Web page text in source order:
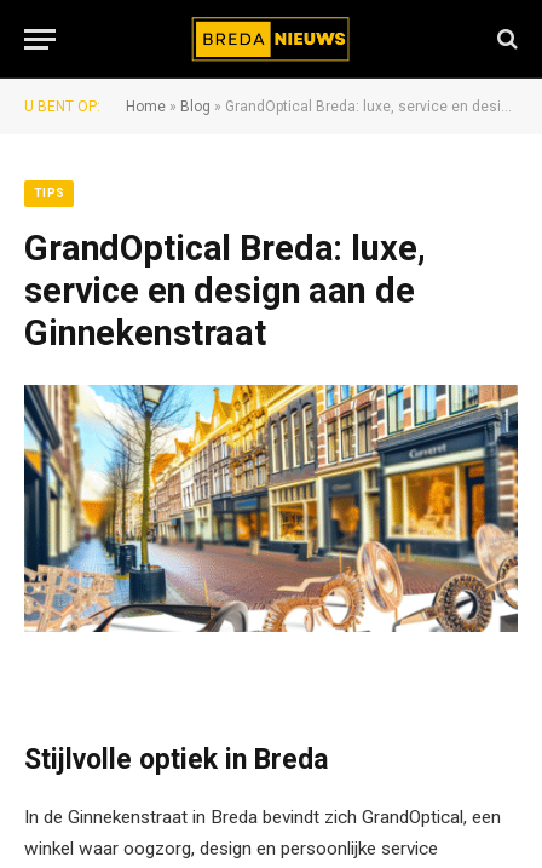
U BENT OP: Home » Blog » GrandOptical Breda: luxe, service en design aan de Ginnekenstraat
TIPS
GrandOptical Breda: luxe,
service en design aan de
Ginnekenstraat
Stijlvolle optiek in Breda
In de Ginnekenstraat in Breda bevindt zich GrandOptical, een
winkel waar oogzorg, design en persoonlijke service